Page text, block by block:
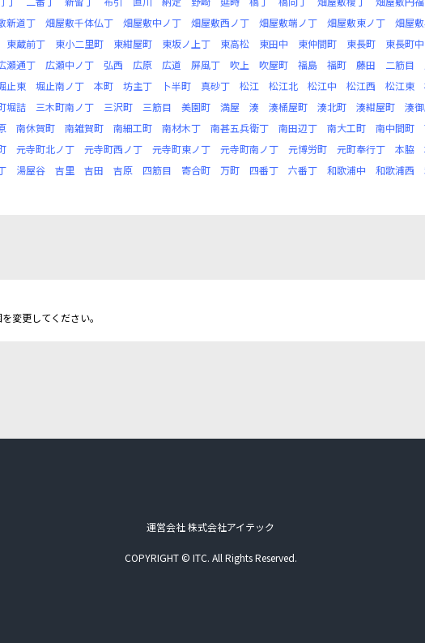
新道丁 畑屋敷千体仏丁 畑屋敷中ノ丁 畑屋敷西ノ丁 畑屋敷端ノ丁 畑屋敷東ノ丁 畑屋
東蔵前丁 東小二里町 東紺屋町 東坂ノ上丁 東高松 東田中 東仲間町 東長町 東長町
瀬通丁 広瀬中ノ丁 弘西 広原 広道 屏風丁 吹上 吹屋町 福島 福町 藤田 二筋目
止東 堀止南ノ丁 本町 坊主丁 卜半町 真砂丁 松江 松江北 松江中 松江西 松江東
堀詰 三木町南ノ丁 三沢町 三筋目 美園町 満屋 湊 湊桶屋町 湊北町 湊紺屋町 湊
南休賀町 南雑賀町 南細工町 南材木丁 南甚五兵衛丁 南田辺丁 南大工町 南中間町
元寺町北ノ丁 元寺町西ノ丁 元寺町東ノ丁 元寺町南ノ丁 元博労町 元町奉行丁 本脇
湯屋谷 吉里 吉田 吉原 四筋目 寄合町 万町 四番丁 六番丁 和歌浦中 和歌浦西
変更してください。
運営会社 株式会社アイテック
COPYRIGHT © ITC. All Rights Reserved.